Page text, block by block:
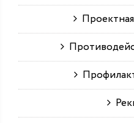
Проектная